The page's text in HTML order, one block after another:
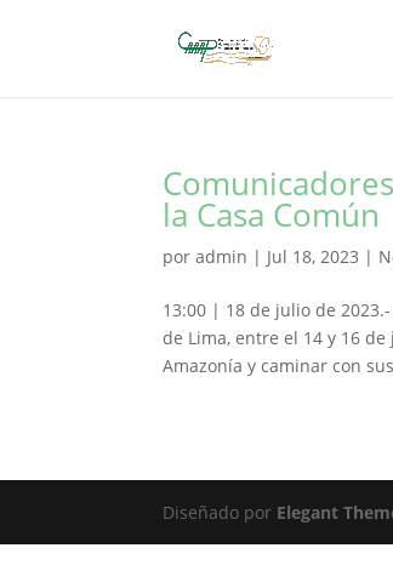
la Casa Común
poradmin | Jul 18, 2023 |
13:00 | 18 de julio de
de Lima, entre el 14 y 16
Amazonía y caminar con
Diseñado por Elegant